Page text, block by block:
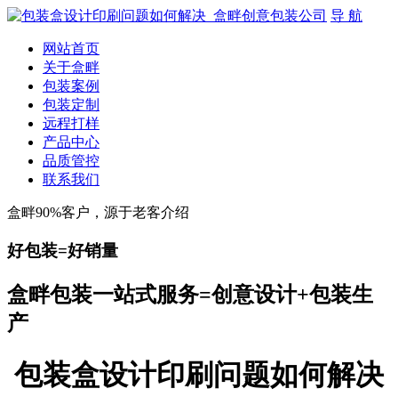
导 航
网站首页
关于盒畔
包装案例
包装定制
远程打样
产品中心
品质管控
联系我们
盒畔90%客户，源于老客介绍
好包装=好销量
盒畔包装一站式服务=创意设计+包装生
产
包装盒设计印刷问题如何解决